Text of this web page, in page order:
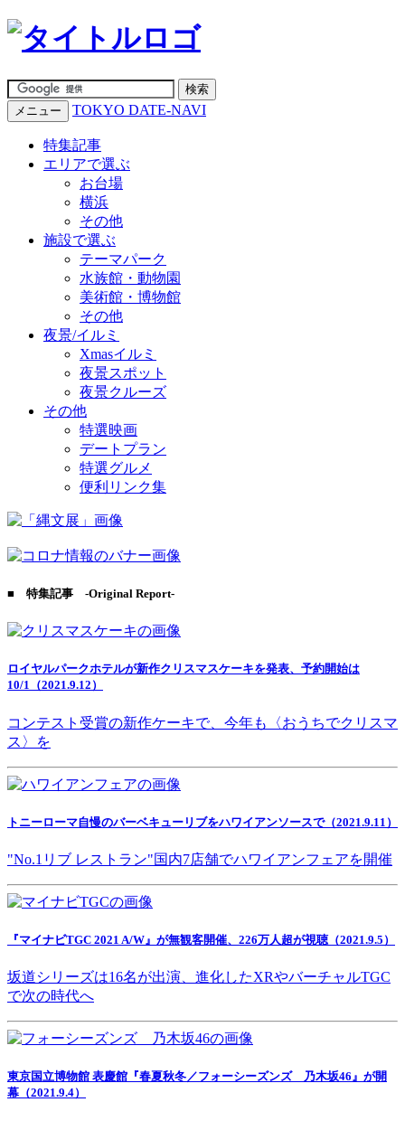
メニュー TOKYO DATE-NAVI
特集記事
エリアで選ぶ
お台場
横浜
その他
施設で選ぶ
テーマパーク
水族館・動物園
美術館・博物館
その他
夜景/イルミ
Xmasイルミ
夜景スポット
夜景クルーズ
その他
特選映画
デートプラン
特選グルメ
便利リンク集
■ 特集記事 -Original Report-
ロイヤルパークホテルが新作クリスマスケーキを発表、予約開始は
10/1（2021.9.12）
コンテスト受賞の新作ケーキで、今年も〈おうちでクリスマ
ス〉を
トニーローマ自慢のバーベキューリブをハワイアンソースで（2021.9.11）
"No.1リブ レストラン"国内7店舗でハワイアンフェアを開催
『マイナビTGC 2021 A/W』が無観客開催、226万人超が視聴（2021.9.5）
坂道シリーズは16名が出演、進化したXRやバーチャルTGC
で次の時代へ
東京国立博物館 表慶館『春夏秋冬／フォーシーズンズ 乃木坂46』が開
幕（2021.9.4）